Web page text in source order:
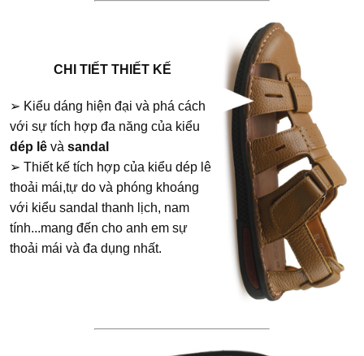
CHI TIẾT THIẾT KẾ
➢ Kiểu dáng hiện đại và phá cách
với sự tích hợp đa năng của kiểu
dép lê và sandal
➢ Thiết kế tích hợp của kiểu dép lê
thoải mái,tự do và phóng khoáng
với kiểu sandal thanh lịch, nam
tính...mang đến cho anh em sự
thoải mái và đa dụng nhất.